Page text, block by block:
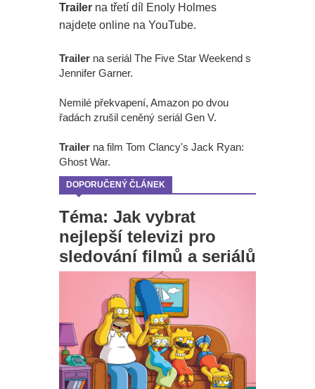
Trailer na třetí díl Enoly Holmes
najdete online na YouTube.
Trailer na seriál The Five Star Weekend s
Jennifer Garner.
Nemilé překvapení, Amazon po dvou
řadách zrušil ceněný seriál Gen V.
Trailer na film Tom Clancy's Jack Ryan:
Ghost War.
DOPORUČENÝ ČLÁNEK
Téma: Jak vybrat
nejlepší televizi pro
sledování filmů a seriálů